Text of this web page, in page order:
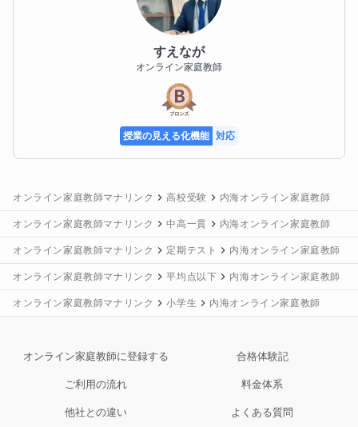
すえなが
オンライン家庭教師
授業の見える化機能 対応
オンライン家庭教師マナリンク 高校受験 内海オンライン家庭教師
オンライン家庭教師マナリンク 中高一貫 内海オンライン家庭教師
オンライン家庭教師マナリンク 定期テスト 内海オンライン家庭教師
オンライン家庭教師マナリンク 平均点以下 内海オンライン家庭教師
オンライン家庭教師マナリンク 小学生 内海オンライン家庭教師
オンライン家庭教師に登録する 合格体験記
ご利用の流れ 料金体系
他社との違い よくある質問